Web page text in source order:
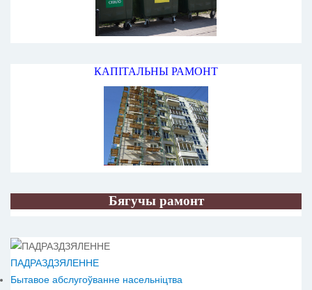
КАПІТАЛЬНЫ РАМОНТ
Бягучы рамонт
ПАДРАЗДЗЯЛЕННЕ
Бытавое абслугоўванне насельніцтва